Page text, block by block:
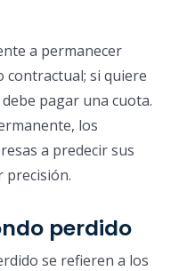
a permanecer
contractual; si quiere
pagar una cuota.
los
a predecir sus
precisión.
perdido
se refieren a los